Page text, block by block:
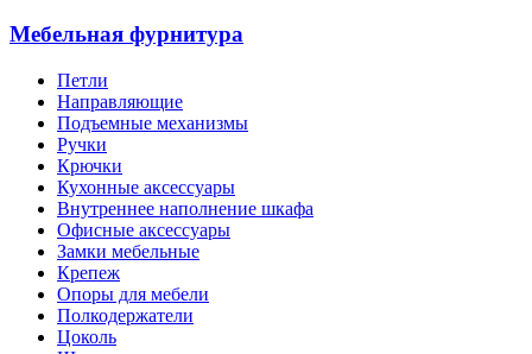
Мебельная фурнитура
Петли
Направляющие
Подъемные механизмы
Ручки
Крючки
Кухонные аксессуары
Внутреннее наполнение шкафа
Офисные аксессуары
Замки мебельные
Крепеж
Опоры для мебели
Полкодержатели
Цоколь